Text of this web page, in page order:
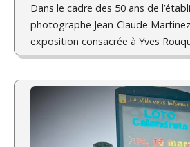
Dans le cadre des 50 ans de
photographe Jean-Claude
exposition consacrée à Yves